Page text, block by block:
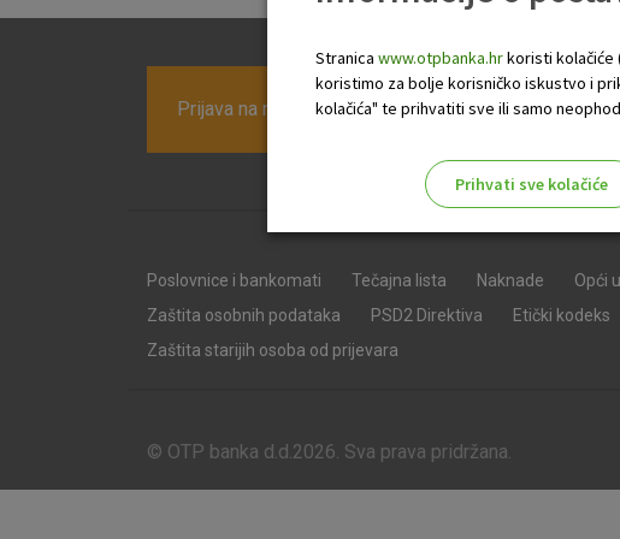
Prijava na newsletter OTP banke
Poslovnice i bankomati Tečajna lista Naknade Opći
Zaštita osobnih podataka
PSD2 Direktiva Etički kodeks
Zaštita starijih osoba od prijevara
© OTP banka d.d.2026. Sva prava pridržana.
Stranica www.otpbanka.hrkoristi kolačiće
koristimo za bolje korisničko iskustvo i
kolačića" te prihvatiti sve ili samo
Prihvati sve kolačiće